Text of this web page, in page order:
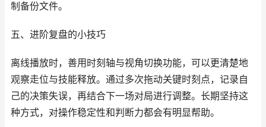
制备份文件。
五、进阶复盘的小技巧
离线播放时，善用时刻轴与视角切换功能，可以更清楚地
观察走位与技能释放。通过多次拖动关键时刻点，记录自
己的决策失误，再结合下一场对局进行调整。长期坚持这
种方式，对操作稳定性和判断力都会有明显帮助。